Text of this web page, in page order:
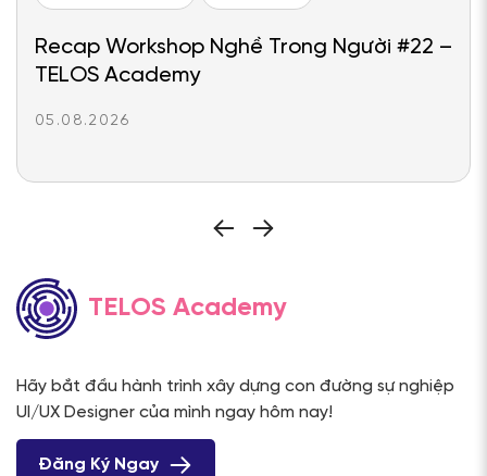
Recap Workshop Nghề Trong Người #22 –
TELOS Academy
05.08.2026
TELOS Academy
Hãy bắt đầu hành trình xây dựng con đường sự nghiệp
UI/UX Designer của mình ngay hôm nay!
Đăng Ký Ngay